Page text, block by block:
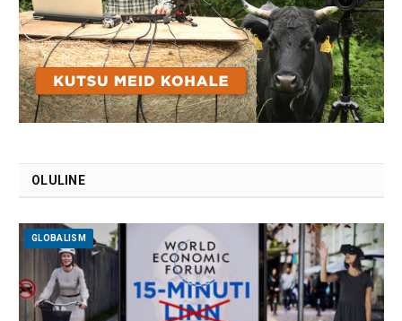
OLULINE
GLOBALISM